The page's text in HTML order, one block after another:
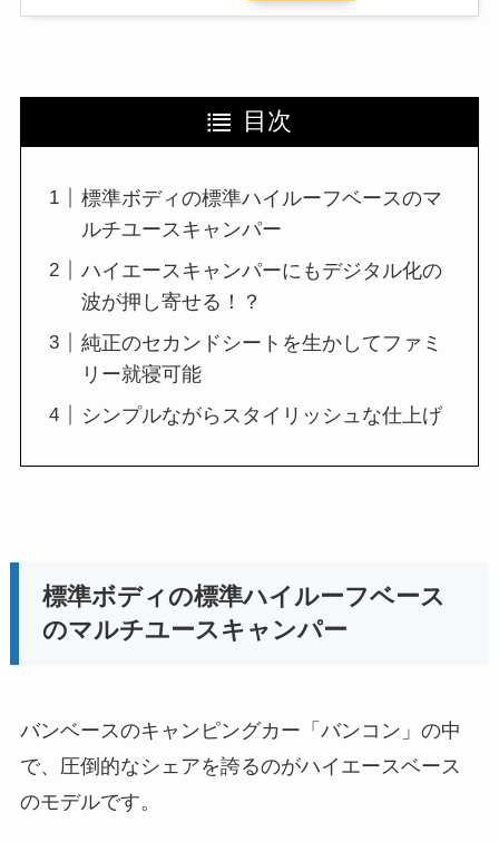
目次
標準ボディの標準ハイルーフベースのマ
ルチユースキャンパー
ハイエースキャンパーにもデジタル化の
波が押し寄せる！？
純正のセカンドシートを生かしてファミ
リー就寝可能
シンプルながらスタイリッシュな仕上げ
標準ボディの標準ハイルーフベース
のマルチユースキャンパー
バンベースのキャンピングカー「バンコン」の中
で、圧倒的なシェアを誇るのがハイエースベース
のモデルです。